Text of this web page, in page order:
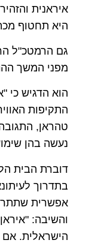
איראנית
היא תחטוף
גם הרמטכ"ל
מפני המשך
הוא הדגיש כי
התקיפות
טהראן,
נעשה בהן
דוברת הבית
בתדרוך
אפשרית
והשיבה:
הישראלית. אם